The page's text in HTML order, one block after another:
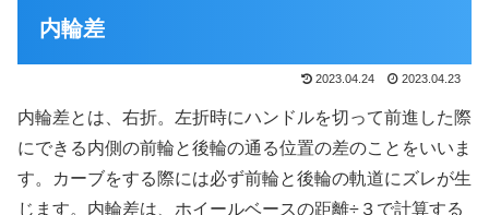
内輪差
2023.04.24 2023.04.23
内輪差とは、右折。左折時にハンドルを切って前進した際
にできる内側の前輪と後輪の通る位置の差のことをいいま
す。カーブをする際には必ず前輪と後輪の軌道にズレが生
じます。内輪差は、ホイールベースの距離÷３で計算する